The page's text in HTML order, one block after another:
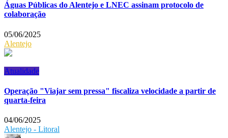
Águas Públicas do Alentejo e LNEC assinam protocolo de
colaboração
05/06/2025
Alentejo
Atualidade
Operação "Viajar sem pressa" fiscaliza velocidade a partir de
quarta-feira
04/06/2025
Alentejo - Litoral